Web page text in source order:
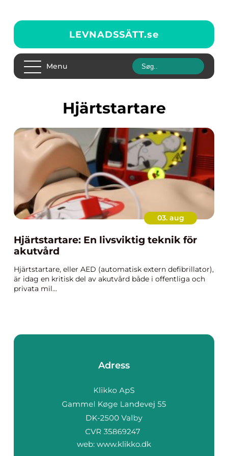
LEVNADSSÄTT.se
Menu
Hjärtstartare
03. aug
Hjärtstartare: En livsviktig teknik för
akutvård
Hjärtstartare, eller AED (automatisk extern defibrillator),
är idag en kritisk del av akutvård både i offentliga och
privata mil...
Adress
web: www.klikko.dk